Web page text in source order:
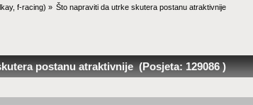
,f-racing) » Što napraviti da utrke skutera postanu atraktivnije
postanu atraktivnije (Posjeta: 129086 )